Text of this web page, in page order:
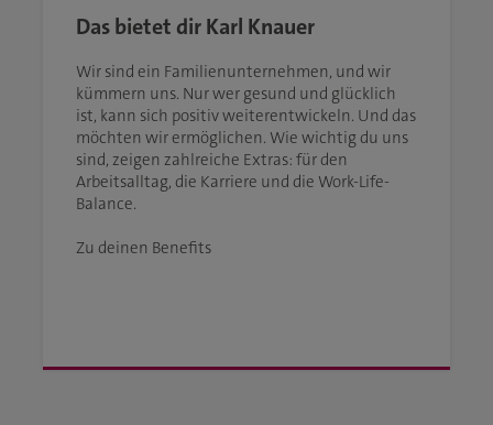
Das bietet dir Karl Knauer
Wir sind ein Familienunternehmen, und wir
kümmern uns. Nur wer gesund und glücklich
ist, kann sich positiv weiterentwickeln. Und das
möchten wir ermöglichen. Wie wichtig du uns
sind, zeigen zahlreiche Extras: für den
Arbeitsalltag, die Karriere und die Work-Life-
Balance.
Zu deinen Benefits